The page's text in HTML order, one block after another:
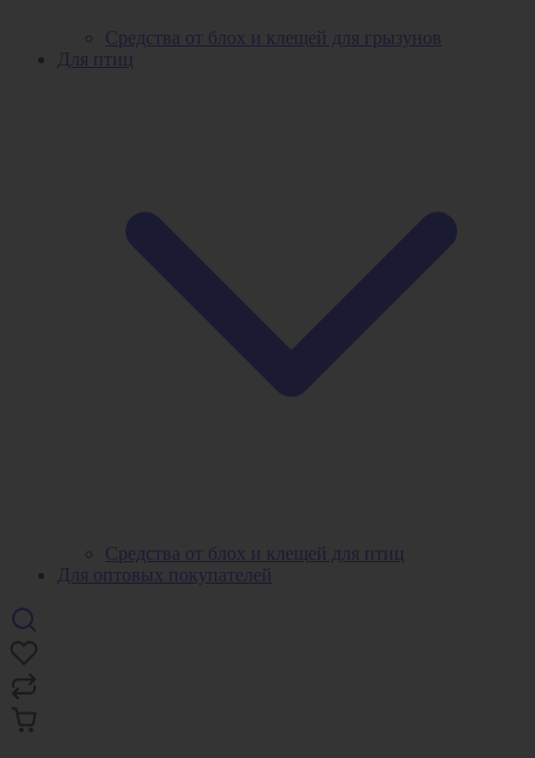
Средства от блох и клещей для грызунов
Для птиц
Средства от блох и клещей для птиц
Для оптовых покупателей